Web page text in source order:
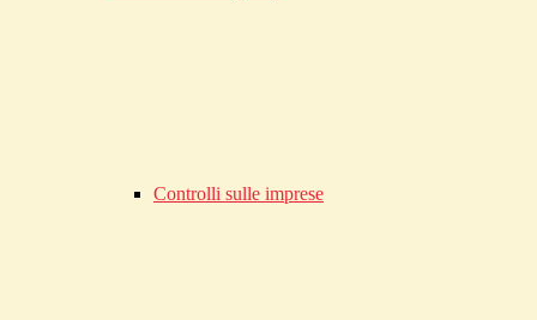
Controlli sulle imprese